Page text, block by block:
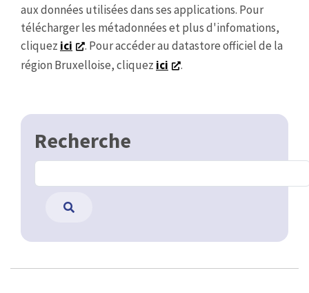
aux données utilisées dans ses applications. Pour
télécharger les métadonnées et plus d'infomations,
cliquez ici
. Pour accéder au datastore officiel de la
région Bruxelloise, cliquez ici .
Recherche